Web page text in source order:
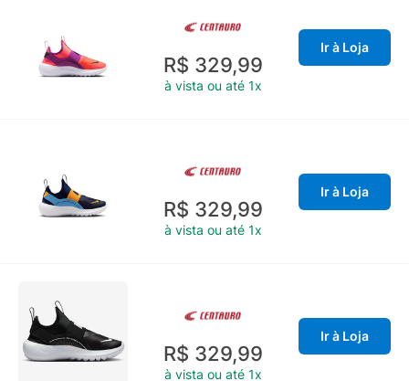
R$ 329,99
à vista ou até 1x
Ir à Loja
R$ 329,99
à vista ou até 1x
Ir à Loja
R$ 329,99
à vista ou até 1x
Ir à Loja